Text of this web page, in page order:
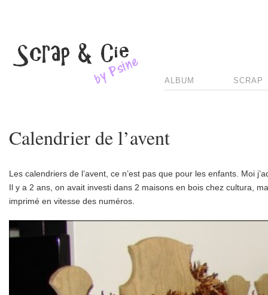
ALBUM SCRAP
Calendrier de l’avent
Les calendriers de l’avent, ce n’est pas que pour les enfants. Moi
Il y a 2 ans, on avait investi dans 2 maisons en bois chez cultura,
imprimé en vitesse des numéros.